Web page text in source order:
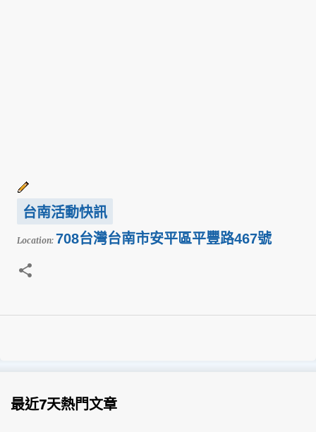
台南活動快訊
Location: 708台灣台南市安平區平豐路467號
最近7天熱門文章